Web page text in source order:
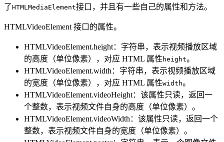
了HTMLMediaElement接口，并且有一些自己的属性和方法。
HTMLVideoElement 接口的属性。
HTMLVideoElement.height：字符串，表示视频播放区域
的高度（单位像素），对应 HTML 属性 height。
HTMLVideoElement.width：字符串，表示视频播放区域
的宽度（单位像素），对应 HTML 属性width。
HTMLVideoElement.videoHeight：该属性只读，返回一
个整数，表示视频文件自身的高度（单位像素）。
HTMLVideoElement.videoWidth：该属性只读，返回一个
整数，表示视频文件自身的宽度（单位像素）。